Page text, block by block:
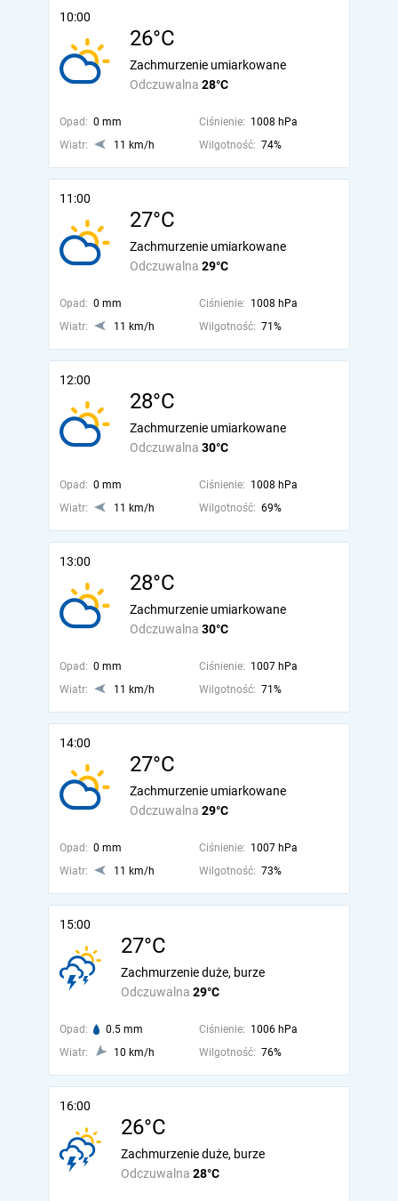
10:00
26°C
Odczuwalna 28°C
Zachmurzenie umiarkowane
Opad: 0 mm Ciśnienie: 1008 hPa
Wiatr:
11 km/h Wilgotność: 74%
11:00
27°C
Odczuwalna 29°C
Zachmurzenie umiarkowane
Opad: 0 mm Ciśnienie: 1008 hPa
Wiatr:
11 km/h Wilgotność: 71%
12:00
28°C
Odczuwalna 30°C
Zachmurzenie umiarkowane
Opad: 0 mm Ciśnienie: 1008 hPa
Wiatr:
11 km/h Wilgotność: 69%
13:00
28°C
Odczuwalna 30°C
Zachmurzenie umiarkowane
Opad: 0 mm Ciśnienie: 1007 hPa
Wiatr:
11 km/h Wilgotność: 71%
14:00
27°C
Odczuwalna 29°C
Zachmurzenie umiarkowane
Opad: 0 mm Ciśnienie: 1007 hPa
Wiatr:
11 km/h Wilgotność: 73%
15:00
27°C
Odczuwalna 29°C
Zachmurzenie duże, burze
Opad: 0.5 mm Ciśnienie: 1006 hPa
Wiatr:
10 km/h Wilgotność: 76%
16:00
26°C
Odczuwalna 28°C
Zachmurzenie duże, burze